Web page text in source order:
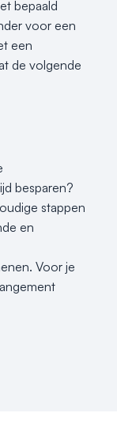
bepaald
voor een
een
de volgende
besparen?
stappen
en
Voor je